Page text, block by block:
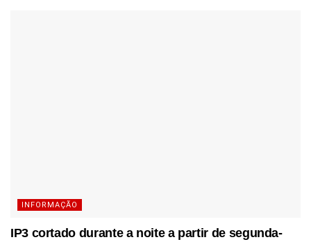
INFORMAÇÃO
IP3 cortado durante a noite a partir de segunda-